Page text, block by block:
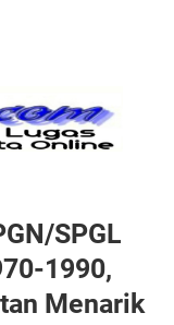
SPGL
1990,
Menarik